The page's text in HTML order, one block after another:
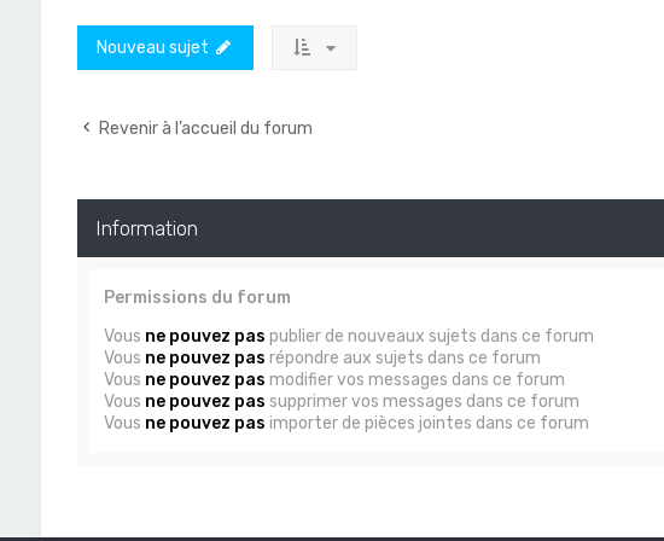
Nouveau sujet
Revenir à l’accueil du forum
Information
Permissions du forum
Vous ne pouvez pas publier de nouveaux sujets dans ce forum
Vous ne pouvez pas répondre aux sujets dans ce forum
Vous ne pouvez pas modifier vos messages dans ce forum
Vous ne pouvez pas supprimer vos messages dans ce forum
Vous ne pouvez pas importer de pièces jointes dans ce forum